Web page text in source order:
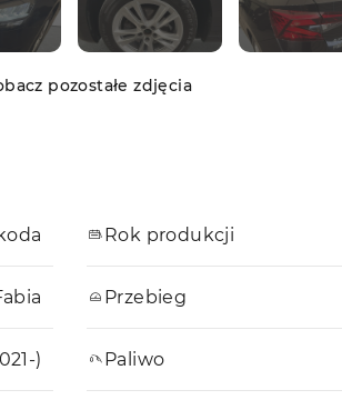
pozostałe zdjęcia
)
Rok produkcji
Przebieg
Paliwo